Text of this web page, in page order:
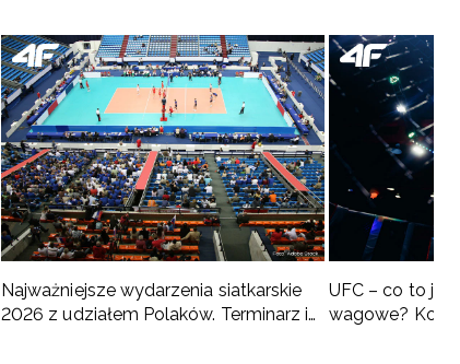
Najważniejsze wydarzenia siatkarskie
2026 z udziałem Polaków. Terminarz i
UFC – co to
wagowe?